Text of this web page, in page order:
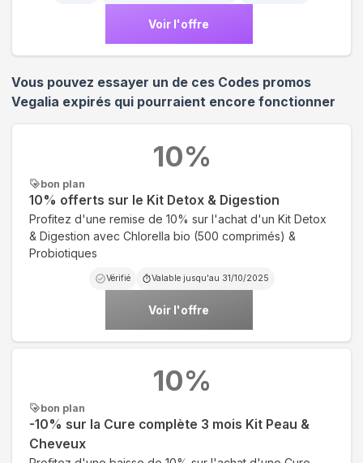
Voir l'offre
Vous pouvez essayer un de ces Codes promos
Vegalia expirés qui pourraient encore fonctionner
bon plan
10% offerts sur le Kit Detox & Digestion
Profitez d'une remise de 10% sur l'achat d'un Kit Detox
& Digestion avec Chlorella bio (500 comprimés) &
Probiotiques
Vérifié Valable jusqu'au 31/10/2025
Voir l'offre
10%
bon plan
-10% sur la Cure complète 3 mois Kit Peau &
Cheveux
10%